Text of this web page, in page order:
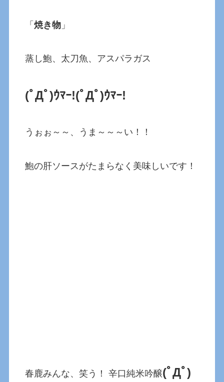
「焼き物 」
蒸し鮑、太刀魚、アスパラガス
(ﾟДﾟ)ｳﾏｰ!(ﾟДﾟ)ｳﾏｰ!
うぉぉ～～、うま～～～い！！
鮑の肝ソースがたまらなく美味しいです！
春鹿みんな、笑う！ 辛口純米吟醸(ﾟДﾟ)